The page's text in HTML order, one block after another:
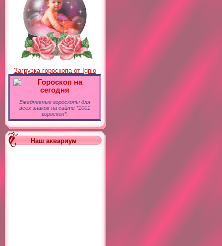
Загрузка гороскопа от Ignio
Гороскоп на
сегодня
Ежедневные гороскопы для
всех знаков на сайте *1001
гороскоп*.
Наш аквариум